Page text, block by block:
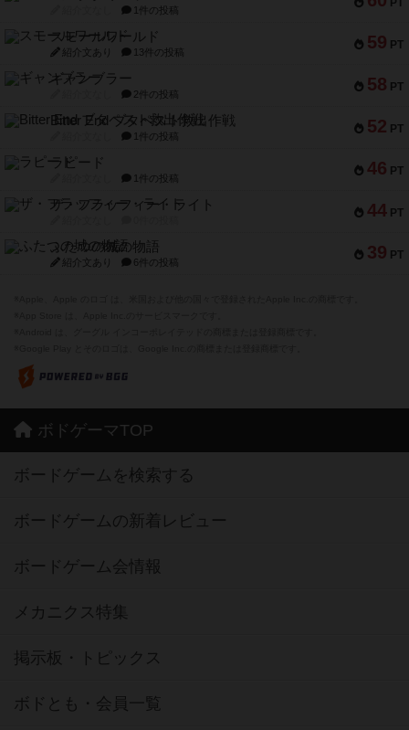
1件の投稿
59 PT
スモールワールド
紹介文あり 13件の投稿
58 PT
ギャンブラー
2件の投稿
52 PT
Bitter End ブタペスト救出作戦
1件の投稿
46 PT
ラピード
1件の投稿
44 PT
ザ・フラッフィー・ライト
39 PT
ふたつの城の物語
紹介文あり 6件の投稿
ボドゲーマTOP
ボードゲームを検索する
ボードゲームの新着レビュー
ボードゲーム会情報
メカニクス特集
掲示板・トピックス
ボドとも・会員一覧